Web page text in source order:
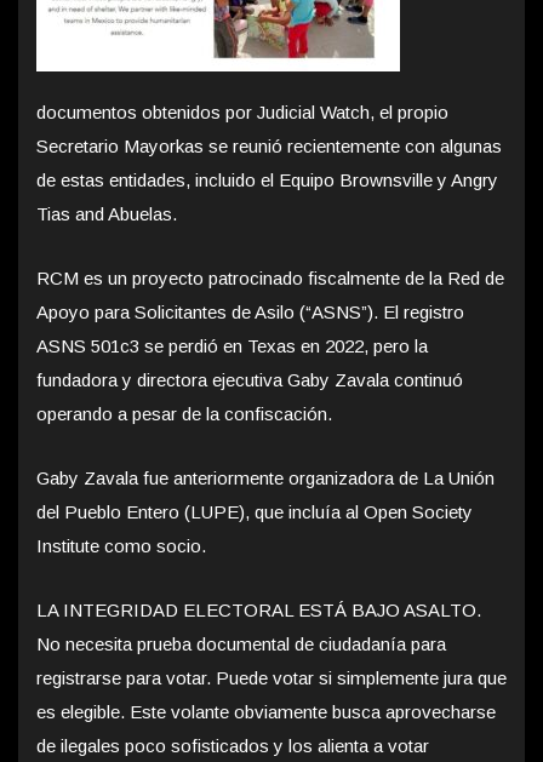
documentos obtenidos por Judicial Watch, el propio
Secretario Mayorkas se reunió recientemente con algunas
de estas entidades, incluido el Equipo Brownsville y Angry
Tias and Abuelas.
RCM es un proyecto patrocinado fiscalmente de la Red de
Apoyo para Solicitantes de Asilo (“ASNS”). El registro
ASNS 501c3 se perdió en Texas en 2022, pero la
fundadora y directora ejecutiva Gaby Zavala continuó
operando a pesar de la confiscación.
Gaby Zavala fue anteriormente organizadora de La Unión
del Pueblo Entero (LUPE), que incluía al Open Society
Institute como socio.
LA INTEGRIDAD ELECTORAL ESTÁ BAJO ASALTO.
No necesita prueba documental de ciudadanía para
registrarse para votar. Puede votar si simplemente jura que
es elegible. Este volante obviamente busca aprovecharse
de ilegales poco sofisticados y los alienta a votar